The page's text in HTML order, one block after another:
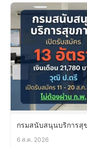
กรมสนับสนุนบริการสุ
6 ส.ค. 2026